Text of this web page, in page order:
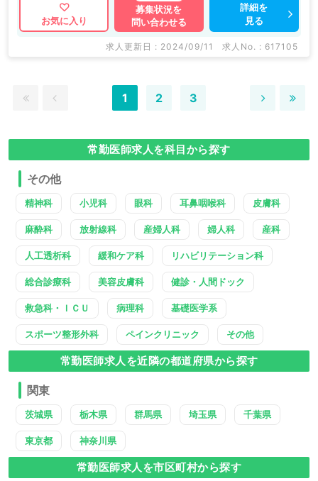
お気に入り
募集状況を
問い合わせる
詳細を
見る
求人更新日 : 2024/09/11 求人No. : 617105
1 2 3
常勤医師求人を科目から探す
その他
精神科 小児科 眼科 耳鼻咽喉科 皮膚科
麻酔科 放射線科 産婦人科 婦人科 産科
人工透析科 緩和ケア科 リハビリテーション科
総合診療科 美容皮膚科 健診・人間ドック
救急科・ＩＣＵ 病理科 基礎医学系
スポーツ整形外科 ペインクリニック その他
常勤医師求人を近隣の都道府県から探す
関東
茨城県 栃木県 群馬県 埼玉県 千葉県
東京都 神奈川県
常勤医師求人を市区町村から探す